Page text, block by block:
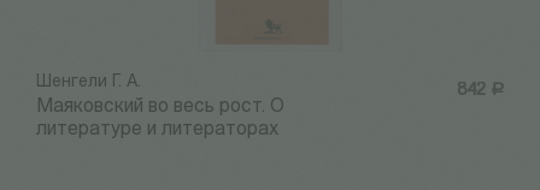
842 Р
Шенгели Г. А.
Маяковский во весь рост. О
литературе и литераторах